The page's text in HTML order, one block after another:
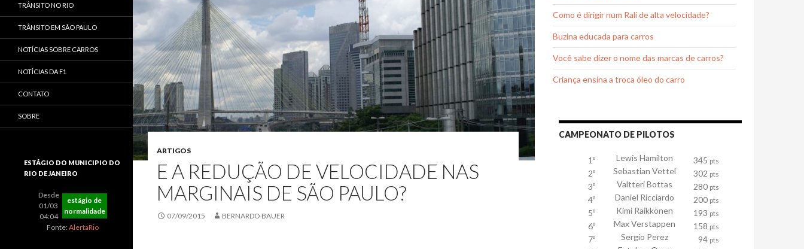
ARTIGOS
E A REDUÇÃO DE VELOCIDADE NAS
MARGINAIS DE SÃO PAULO?
07/09/2015 BERNARDO BAUER
Como é dirigir num Rali de alta velocidade?
Buzina educada para carros
Você sabe dizer o nome das marcas de carros?
Criança ensina a troca óleo do carro
CAMPEONATO DE PILOTOS
1º Lewis Hamilton 345 pts
2º Sebastian Vettel 302 pts
3º Valtteri Bottas 280 pts
4º Daniel Ricciardo 200 pts
5º Kimi Räikkönen 193 pts
6º Max Verstappen 158 pts
7º Sergio Perez 94 pts
TRÂNSITO NO RIO
TRÂNSITO EM SÃO PAULO
NOTÍCIAS SOBRE CARROS
NOTÍCIAS DA F1
CONTATO
SOBRE
ESTÁGIO DO MUNICIPIO DO
RIO DE JANEIRO
Desde
01/03
04:04
estágio de
normalidade
Fonte:AlertaRio